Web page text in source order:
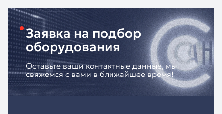
Заявка на подбор
оборудования
Оставьте ваши контактные данные, мы
свяжемся с вами в ближайшее время!